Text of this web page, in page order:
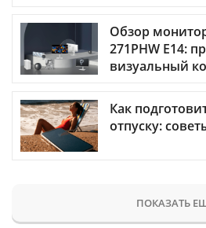
Обзор
271PHW E14:
визуальный
Как
отпуску:
ПОКАЗАТЬ